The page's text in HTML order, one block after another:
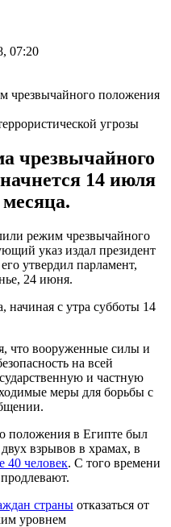
07:20
угрозы
чрезвычайного
14 июля
режим чрезвычайного
указ издал президент
утвердил парламент,
24 июня.
с утра субботы 14
что вооруженные силы и
на всей
и частную
меры для борьбы с
положения в Египте был
взрывов в храмах, в
40 человек. С того времени
страны отказаться от
уровнем